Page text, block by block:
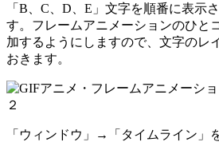
「B、C、D、E」文字を順番に表示
す。フレームアニメーションのひと
加するようにしますので、文字のレ
おきます。
２
「ウィンドウ」→「タイムライン」